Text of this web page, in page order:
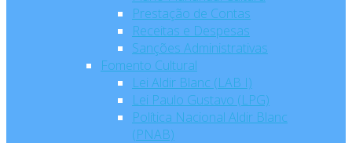
Prestação de Contas
Receitas e Despesas
Sanções Administrativas
Fomento Cultural
Lei Aldir Blanc (LAB I)
Lei Paulo Gustavo (LPG)
Política Nacional Aldir Blanc
(PNAB)